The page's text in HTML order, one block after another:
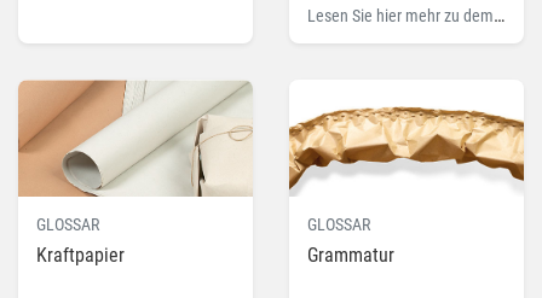
Lesen Sie hier mehr zu dem
Fachbegriff VCI.
GLOSSAR
Kraftpapier
GLOSSAR
Grammatur